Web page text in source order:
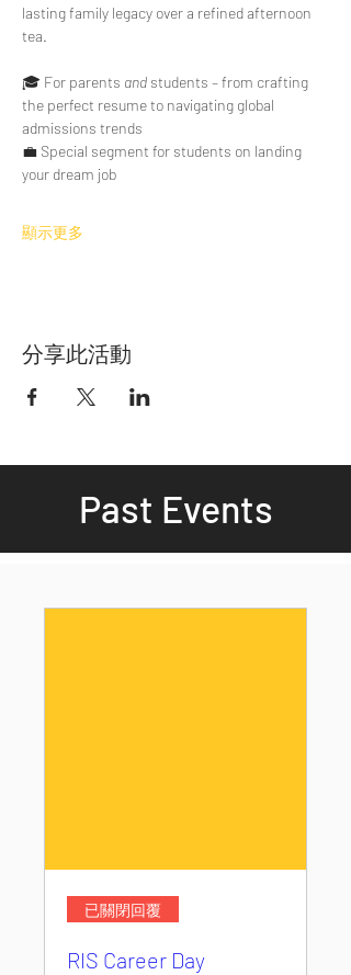
lasting family legacy over a refined afternoon
tea.
🎓 For parents and students – from crafting
the perfect resume to navigating global
admissions trends
💼 Special segment for students on landing
your dream job
顯示更多
分享此活動
Past Events
已關閉回覆
RIS Career Day